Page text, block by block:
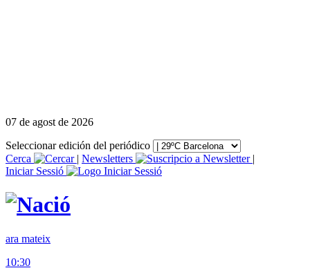
07 de agost de 2026
Seleccionar edición del periódico
Cerca
| Newsletters
|
Iniciar Sessió
ara mateix
10:30